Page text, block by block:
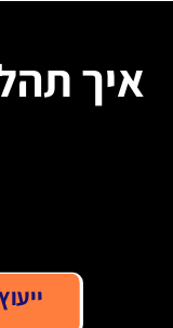
איך